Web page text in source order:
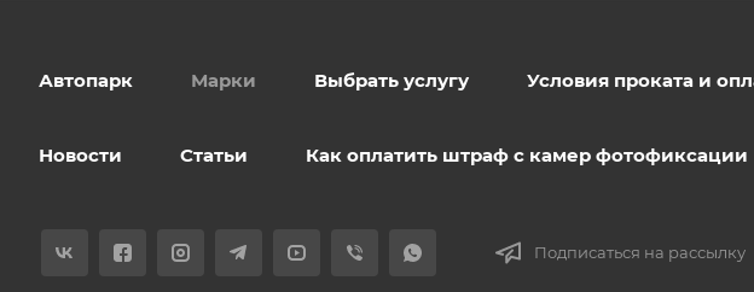
Автопарк Марки Выбрать услугу Условия проката и
Новости Статьи Как оплатить штраф с камер фотофиксации
Подписаться на рассылку